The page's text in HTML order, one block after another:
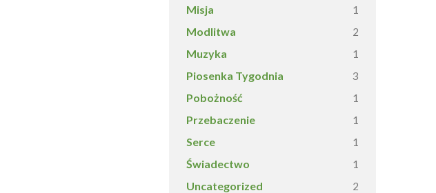
Misja 1
Modlitwa 2
Muzyka 1
Piosenka Tygodnia 3
Pobożność 1
Przebaczenie 1
Serce 1
Świadectwo 1
Uncategorized 2